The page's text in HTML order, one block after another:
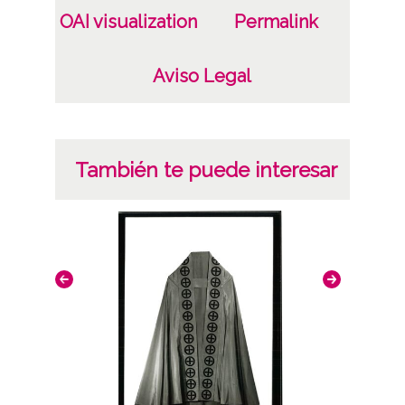
OAI visualization Permalink
Aviso Legal
También te puede interesar